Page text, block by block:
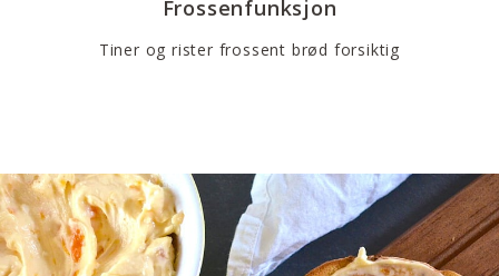
Frossenfunksjon
Tiner og rister frossent brød forsiktig